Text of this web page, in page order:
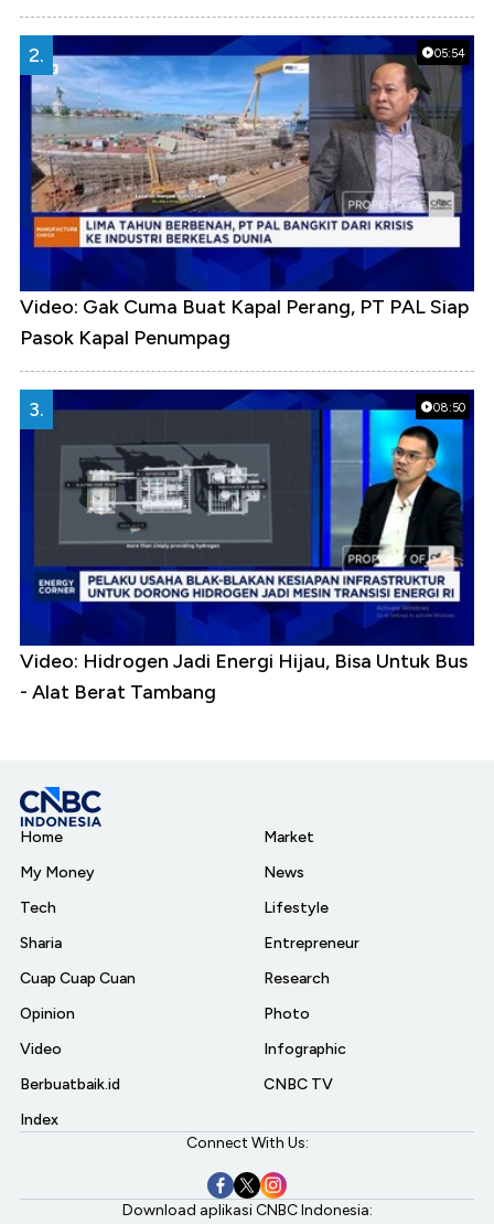
05:54
2.
Video: Gak Cuma Buat Kapal Perang, PT PAL Siap
Pasok Kapal Penumpag
08:50
3.
Video: Hidrogen Jadi Energi Hijau, Bisa Untuk Bus
- Alat Berat Tambang
Home
My Money
Tech
Sharia
Cuap Cuap Cuan
Opinion
Video
Berbuatbaik.id
Index
Market
News
Lifestyle
Entrepreneur
Research
Photo
Infographic
CNBC TV
Connect With Us:
Download aplikasi CNBC Indonesia: